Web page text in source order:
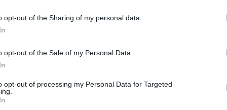
opt-out of the Sharing of my personal data.
opt-out of the Sale of my Personal Data.
opt-out of processing my Personal Data for Targeted
00:01:36
sesijos posėdžio
diena
džiaugiuosi, nei liūdžiu
kad Seimo nario